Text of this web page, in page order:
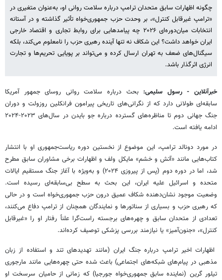
چگونه اظهارات سابق متحدان ترامپ درباره سلامت روانی او، به‌عنوان متغیری در
«ترامپ غیرقابل کنترل»، بر وحدت حزب جمهوری‌خواه تأثیر گذاشته و در آستانه
انتخابات میان‌دوره‌ای ۲۰۲۶ چه پیامدهایی برای روابط تجاری و اقتصاد خارجی
ایران خواهد داشت؟ این شکاف نه تنها آینده رهبری حزب را نامعلوم می‌کند، بلکه
سیگنال‌های ضعف به تهران ارسال کرده و می‌تواند بر پویایی تحریم‌ها و تجارت
انرژی اثرگذار باشد.
خبرآنلاین - رسول سلیمی: بحث درباره سلامت روانی روسای جمهور آمریکا
سابقه‌ای طولانی دارد که از نگرانی‌های تاریخی پیرامون فرانکلین روزولت و دوران
جنگ جهانی دوم تا مناظره‌های گسترده درباره جو بایدن در سال‌های ۲۰۲۳-۲۰۲۴
ادامه یافته است.
در مورد دونالد ترامپ، این موضوع از نخستین دوره ریاست‌جمهوری او با انتشار
کتاب‌هایی مانند «آتش و خشم» مایکل ولف و اظهارات برخی مشاوران سابق مطرح
شد، اما در دوره دوم (پس از پیروزی ۲۰۲۴) و به‌ویژه با آغاز جنگ مستقیم ایالات
متحده و اسرائیل علیه ایران، این بحث به سطح بی‌سابقه‌ای رسیده است.
وضعیت موجود نشان‌دهنده شکاف عمیق درون حزب جمهوری‌خواه است و در حالی
که رهبری حزب و بسیاری از سناتورها و نمایندگان همچنان از ترامپ دفاع می‌کنند،
تعدادی از متحدان سابق و چهره‌های برجسته راست‌گرا علناً رفتار او را «غیرقابل
کنترل»، «جنون‌آمیز» یا نیازمند بررسی پزشکی توصیف کرده‌اند.
اظهارات اخیر ترامپ درباره جنگ ایران (مانند تهدیدهای تند و استفاده از زبان
مذهبی در پیام‌های شبکه‌های اجتماعی) باعث شده حتی چهره‌هایی مانند مارجوری
تیلور گرین (نماینده سابق جمهوری‌خواه جورجیا) که زمانی از حامیان سرسخت او